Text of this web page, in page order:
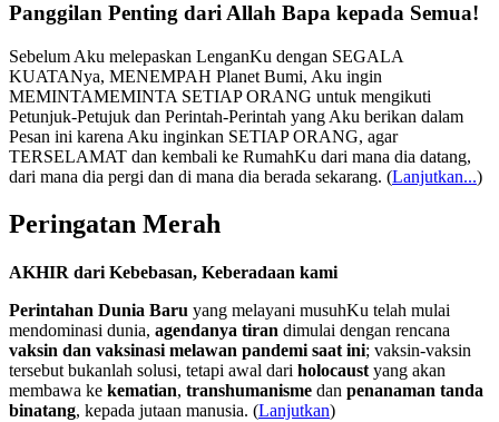
Panggilan Penting dari Allah Bapa kepada Semua!
Sebelum Aku melepaskan LenganKu dengan SEGALA
KUATANya, MENEMPAH Planet Bumi, Aku ingin
MEMINTAMEMINTA SETIAP ORANG untuk mengikuti
Petunjuk-Petujuk dan Perintah-Perintah yang Aku berikan dalam
Pesan ini karena Aku inginkan SETIAP ORANG, agar
TERSELAMAT dan kembali ke RumahKu dari mana dia datang,
dari mana dia pergi dan di mana dia berada sekarang. (Lanjutkan...)
Peringatan Merah
AKHIR dari Kebebasan, Keberadaan kami
Perintahan Dunia Baru yang melayani musuhKu telah mulai
mendominasi dunia, agendanya tiran dimulai dengan rencana
vaksin dan vaksinasi melawan pandemi saat ini; vaksin-vaksin
tersebut bukanlah solusi, tetapi awal dari holocaust yang akan
membawa ke kematian, transhumanisme dan penanaman tanda
binatang, kepada jutaan manusia. (Lanjutkan)